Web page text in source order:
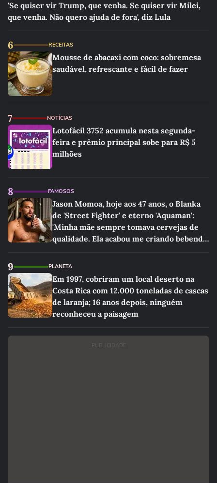
'Se quiser vir Trump, que venha. Se quiser vir Milei,
que venha. Não quero ajuda de fora', diz Lula
6 RECEITAS
Mousse de abacaxi com coco: sobremesa
saudável, refrescante e fácil de fazer
7 NOTÍCIAS
Lotofácil 3752 acumula nesta segunda-
feira e prêmio principal sobe para R$ 5
milhões
8 FAMOSOS
Jason Momoa, hoje aos 47 anos, o Blanka
de 'Street Fighter' e eterno 'Aquaman':
'Minha mãe sempre tomava cervejas de
qualidade. Ela acabou me criando bebendo
9 PLANETA
Em 1997, cobriram um local deserto na
Costa Rica com 12.000 toneladas de cascas
de laranja; 16 anos depois, ninguém
reconheceu a paisagem
PUBLICIDADE